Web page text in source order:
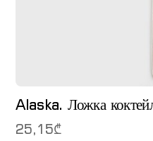
Alaska. Ложка
25,15₾